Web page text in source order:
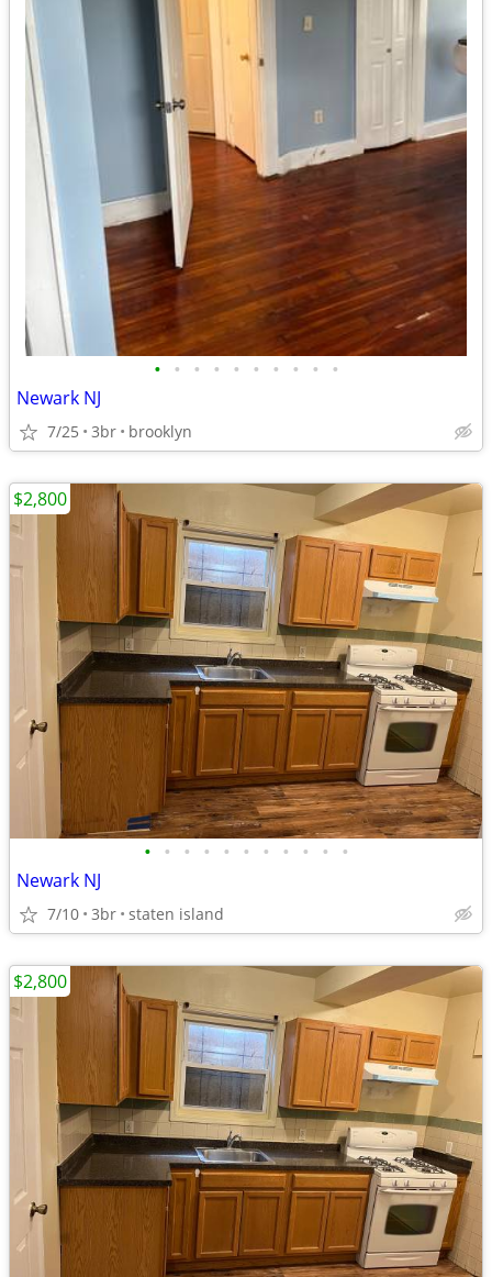
• • • • • • • • • •
Newark NJ
7/25 3br brooklyn
• • • • • • • • • • •
Newark NJ
7/10 3br staten island
$2,800
$2,800